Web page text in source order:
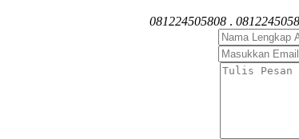
081224505808 .